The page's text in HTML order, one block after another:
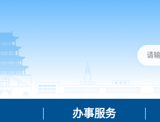
办事服务